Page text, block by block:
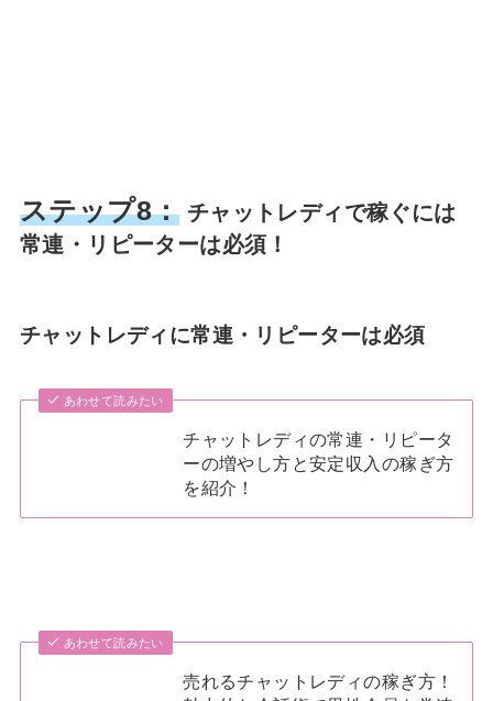
ステップ8： チャットレディで稼ぐには
常連・リピーターは必須！
チャットレディに常連・リピーターは必須
あわせて読みたい
チャットレディの常連・リピータ
ーの増やし方と安定収入の稼ぎ方
を紹介！
あわせて読みたい
売れるチャットレディの稼ぎ方！